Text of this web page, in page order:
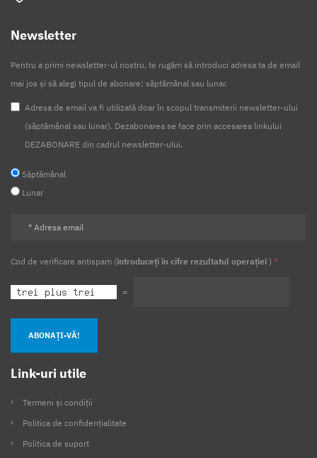
Newsletter
Pentru a primi newsletter-ul nostru, te rugăm să introduci adresa ta de email
mai jos și să alegi tipul de abonare: săptămânal sau lunar.
Adresa de email va fi utilizată doar în scopul transmiterii newsletter-ului
(săptămânal sau lunar). Dezabonarea se face prin accesarea linkului
DEZABONARE din cadrul newsletter-ului.
Săptămânal
Lunar
Cod de verificare antispam (introduceți în cifre rezultatul operației ) *
=
ABONAȚI-VĂ!
Link-uri utile
Termeni și condiții
Politica de confidențialitate
Politica de suport